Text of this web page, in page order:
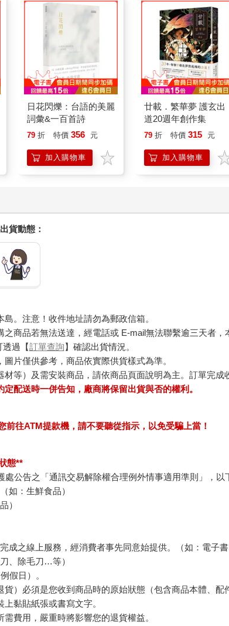
日花閃爍：台語的美麗
詞彙&一百首詩
79 折 特價 356 元
加入購物車
廿載．繁華夢 護玄出
道20週年創作集
79 折 特價 315 元
加入購物車
貨動態：
。注意！收件地址請勿為郵政信箱。
商品若無法送達，經電話或 E-mail無法聯繫逾三天者，
過【訂單查詢】確認出貨情況。
片僅供參考，商品依實際供貨樣式為準。
等）及需安裝商品，請依商品頁面說明為主。訂單完成
配送時一併告知，廠商將保留出貨與否的權利。
往ATM提款機，請不要聽從指示，以免受騙上當！
態**
公告之「通訊交易解除權合理例外情事適用準則」，
如：生鮮食品）
）
成之線上服務，經消費者事先同意始提供。（如：電子
、除毛刀…等）
假日）。
）必須是您收到商品時的原始狀態（包含商品本體、
黏貼紙張或書寫文字。
費用，嚴重時將影響您的退貨權益。